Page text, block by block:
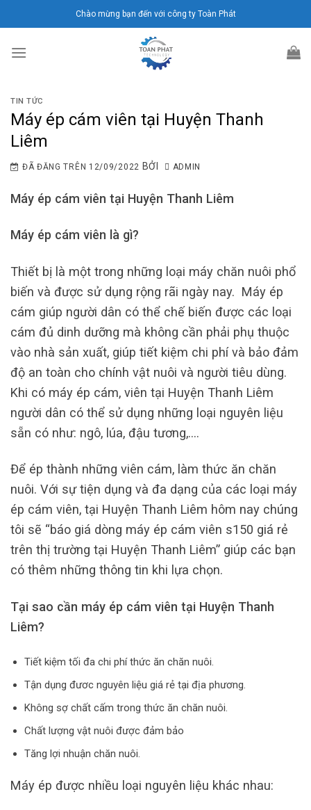
đến
dung
Chào mừng bạn đến với công ty Toàn Phát
TIN TỨC
Máy ép cám viên tại Huyện Thanh
Liêm
ĐÃ ĐĂNG TRÊN 12/09/2022 BỞI ADMIN
Máy ép cám viên tại Huyện Thanh Liêm
Máy ép cám viên là gì?
Thiết bị là một trong những loại máy chăn nuôi phổ
biến và được sử dụng rộng rãi ngày nay. Máy ép
cám giúp người dân có thể chế biến được các loại
cám đủ dinh dưỡng mà không cần phải phụ thuộc
vào nhà sản xuất, giúp tiết kiệm chi phí và bảo đảm
độ an toàn cho chính vật nuôi và người tiêu dùng.
Khi có máy ép cám, viên tại Huyện Thanh Liêm
người dân có thể sử dụng những loại nguyên liệu
sẵn có như: ngô, lúa, đậu tương,….
Để ép thành những viên cám, làm thức ăn chăn
nuôi. Với sự tiện dụng và đa dạng của các loại máy
ép cám viên, tại Huyện Thanh Liêm hôm nay chúng
tôi sẽ “báo giá dòng máy ép cám viên s150 giá rẻ
trên thị trường tại Huyện Thanh Liêm” giúp các bạn
có thêm những thông tin khi lựa chọn.
Tại sao cần máy ép cám viên tại Huyện Thanh
Liêm?
Tiết kiệm tối đa chi phí thức ăn chăn nuôi.
Tận dụng đươc nguyên liệu giá rẻ tại địa phương.
Không sợ chất cấm trong thức ăn chăn nuôi.
Chất lượng vật nuôi được đảm bảo
Tăng lợi nhuận chăn nuôi.
Máy ép được nhiều loại nguyên liệu khác nhau: